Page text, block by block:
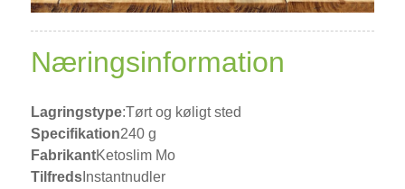
Næringsinformation
Lagringstype:Tørt og køligt sted
Specifikation240 g
FabrikantKetoslim Mo
Tilfreds Instantnudler